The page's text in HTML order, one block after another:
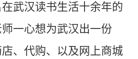
武汉读书生活十余年的
一心想为武汉出一份
、代购、以及网上商城